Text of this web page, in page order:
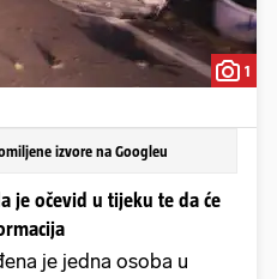
1
izvore na Googleu
je očevid u tijeku te da će
je jedna osoba u